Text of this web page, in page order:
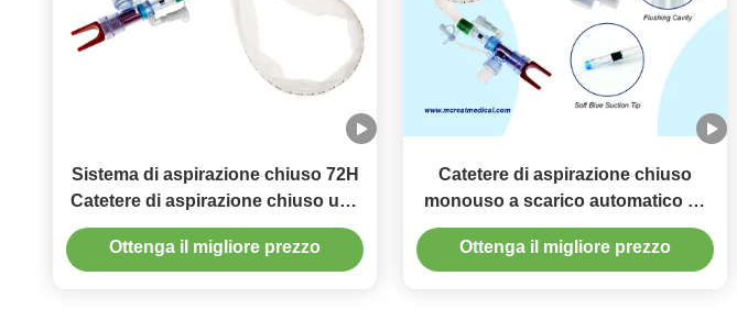
Sistema di aspirazione chiuso 72H
Catetere di aspirazione chiuso usa
e getta tipo L
Ottenga il migliore prezzo
Catetere di aspirazione chiuso
monouso a scarico automatico 72
ore
Ottenga il migliore prezzo